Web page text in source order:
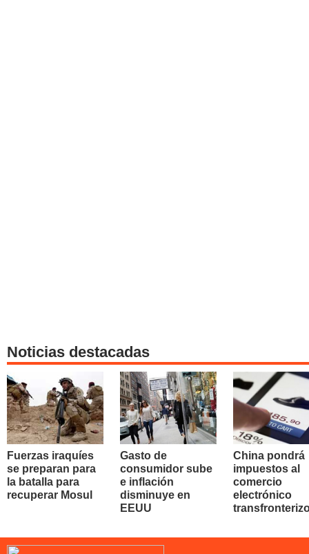
Noticias destacadas
Fuerzas iraquíes
se preparan para
la batalla para
recuperar Mosul
Gasto de
consumidor sube
e inflación
disminuye en
EEUU
China pondrá
impuestos al
comercio
electrónico